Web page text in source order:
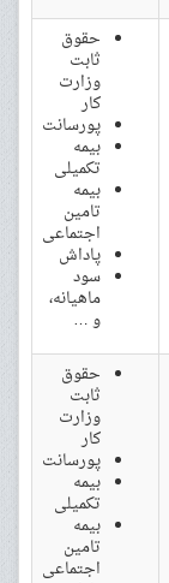
حقوق
ثابت
وزارت
کار
پورسانت
بیمه
تکمیلی
بیمه
تامین
اجتماعی
پاداش
سود
ماهیانه،
و …
حقوق
ثابت
وزارت
کار
پورسانت
بیمه
تکمیلی
بیمه
تامین
اجتماعی